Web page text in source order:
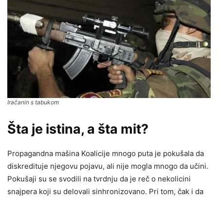
Iračanin s tabukom
Šta je istina, a šta mit?
Propagandna mašina Koalicije mnogo puta je pokušala da
diskredituje njegovu pojavu, ali nije mogla mnogo da učini.
Pokušaji su se svodili na tvrdnju da je reč o nekolicini
snajpera koji su delovali sinhronizovano. Pri tom, čak i da